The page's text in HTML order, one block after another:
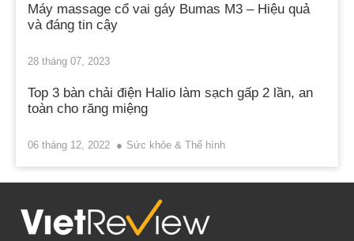
Máy massage cổ vai gáy Bumas M3 – Hiệu quả
và đáng tin cậy
28 tháng 07, 2023
Top 3 bàn chải điện Halio làm sạch gấp 2 lần, an
toàn cho răng miệng
06 tháng 12, 2022 Sức khỏe & Thể hình